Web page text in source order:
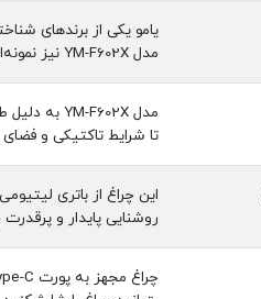
یامو یکی از برندهای
مدل YM-F602X نیز نمونه‌ای موفق از تولیدات این برند بوده و برای کاربران حرفه‌ای و روزمره بسیار پرطرفدار است
تا شرایط تاکتیکی و
روشنایی پایدار و